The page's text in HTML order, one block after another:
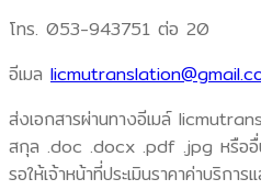
โทร. 053-943751 ต่อ 20
อีเมล
ส่งเอกสารผ่านทางอีเมล์
สกุล .doc .docx .pdf .jpg หรืออื่
รอให้เจ้าหน้าที่ประเมินราคาค่าบริการ